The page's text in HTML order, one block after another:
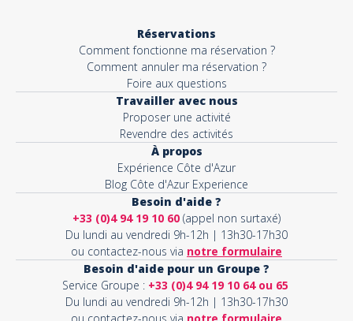
Réservations
Comment fonctionne ma réservation ?
Comment annuler ma réservation ?
Foire aux questions
Travailler avec nous
Proposer une activité
Revendre des activités
À propos
Expérience Côte d'Azur
Blog Côte d'Azur Experience
Besoin d'aide ?
+33 (0)4 94 19 10 60 (appel non surtaxé)
Du lundi au vendredi 9h-12h | 13h30-17h30
ou contactez-nous via notre formulaire
Besoin d'aide pour un Groupe ?
Service Groupe : +33 (0)4 94 19 10 64 ou 65
Du lundi au vendredi 9h-12h | 13h30-17h30